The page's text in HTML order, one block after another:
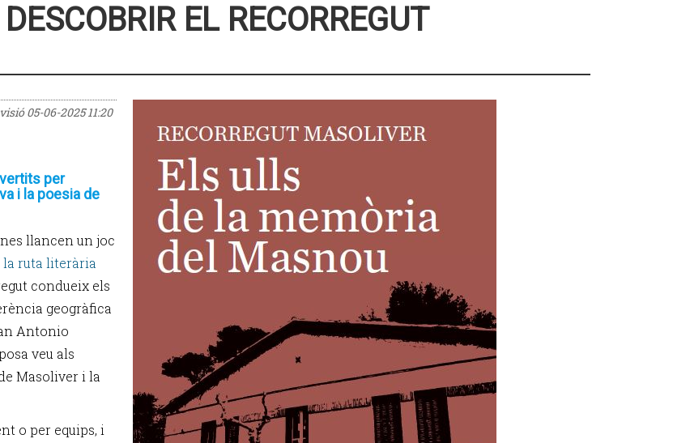
EL RECORREGUT
05-06-2025 11:20
per
i la poesia de
llancen un joc
la ruta literària
condueix els
geogràfica
Antonio
veu als
Masoliver i la
o per equips, i